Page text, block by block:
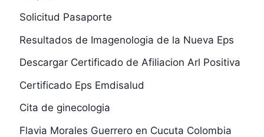
Solicitud Pasaporte
Resultados de Imagenologia de la Nueva Eps
Descargar Certificado de Afiliacion Arl Positiva
Certificado Eps Emdisalud
Cita de ginecologia
Flavia Morales Guerrero en Cucuta Colombia